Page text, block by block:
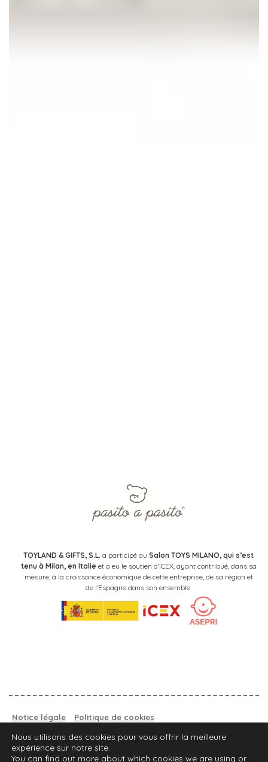
TOYLAND & GIFTS, S.L. a participé au Salon TOYS MILANO, qui s’est
tenu à Milan, en Italie et a eu le soutien d'ICEX, ayant contribué, dans sa
mesure, à la croissance économique de cette entreprise, de sa région et
de l'Espagne dans son ensemble.
Notice légale
Politique de cookies
TROUVEZ VOTRE MAGASIN
Nous utilisons des cookies pour vous offrir la meilleure
expérience sur notre site.
You can find out more about which cookies we are using or